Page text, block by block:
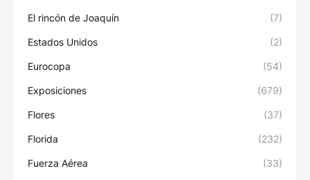
El rincón de Joaquín (7)
Estados Unidos (2)
Eurocopa (54)
Exposiciones (679)
Flores (37)
Florida (232)
Fuerza Aérea (33)